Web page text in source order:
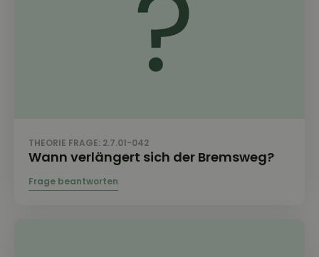
THEORIE FRAGE: 2.7.01-042
Wann verlängert sich der Bremsweg?